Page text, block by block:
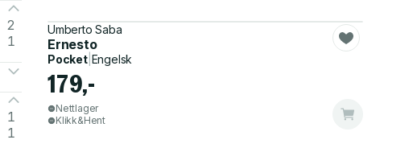
2
1
1
1
Umberto Saba
Ernesto
Pocket| Engelsk
179,-
Nettlager
Klikk&Hent